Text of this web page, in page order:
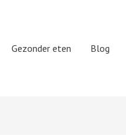
Gezonder eten Blog